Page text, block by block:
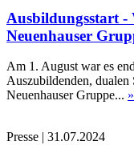
Ausbildungsstart
Neuenhauser
Am 1. August war es
Auszubildenden, dualen
Neuenhauser Gruppe...
Presse | 31.07.2024